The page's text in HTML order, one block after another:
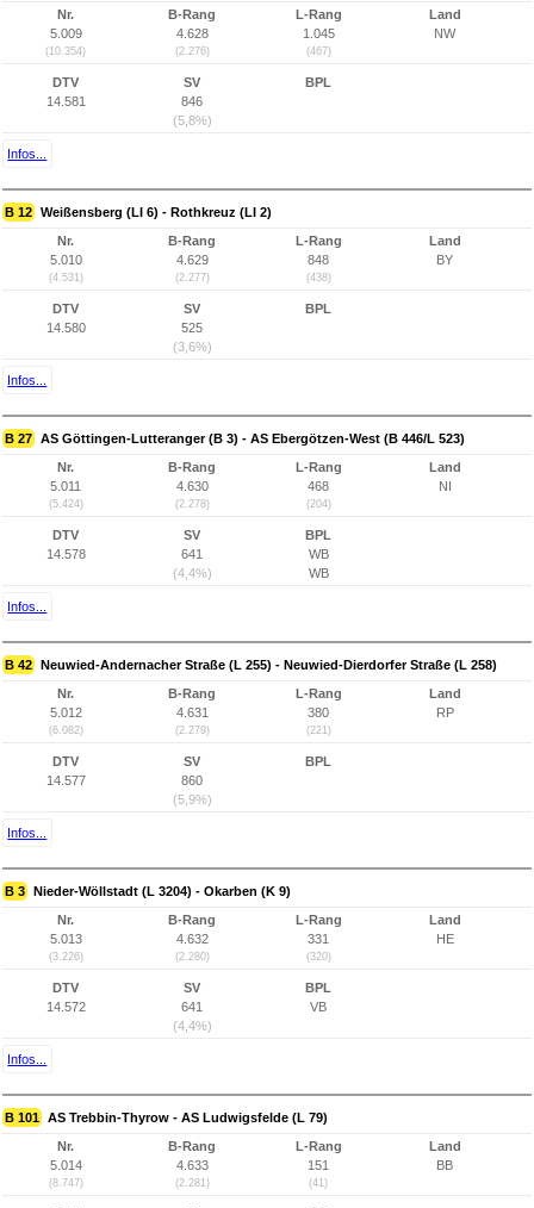
Nr.
5.009
(10.354)
B-Rang
4.628
(2.276)
L-Rang
1.045
(467)
Land
NW
DTV
14.581
SV
846
(5,8%)
BPL
Infos...
B 12 Weißensberg (LI 6) - Rothkreuz (LI 2)
Nr.
5.010
(4.531)
B-Rang
4.629
(2.277)
L-Rang
848
(438)
Land
BY
DTV
14.580
SV
525
(3,6%)
BPL
Infos...
B 27 AS Göttingen-Lutteranger (B 3) - AS Ebergötzen-West (B 446/L 523)
Nr.
5.011
(5.424)
B-Rang
4.630
(2.278)
L-Rang
468
(204)
Land
NI
DTV
14.578
SV
641
(4,4%)
BPL
WB
WB
Infos...
B 42 Neuwied-Andernacher Straße (L 255) - Neuwied-Dierdorfer Straße (L 258)
Nr.
5.012
(6.082)
B-Rang
4.631
(2.279)
L-Rang
380
(221)
Land
RP
DTV
14.577
SV
860
(5,9%)
BPL
Infos...
B 3 Nieder-Wöllstadt (L 3204) - Okarben (K 9)
Nr.
5.013
(3.226)
B-Rang
4.632
(2.280)
L-Rang
331
(320)
Land
HE
DTV
14.572
SV
641
(4,4%)
BPL
VB
Infos...
B 101 AS Trebbin-Thyrow - AS Ludwigsfelde (L 79)
Nr.
5.014
(8.747)
B-Rang
4.633
(2.281)
L-Rang
151
(41)
Land
BB